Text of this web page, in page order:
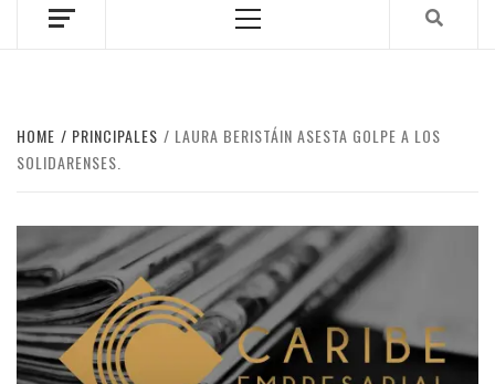
Menu
HOME PRINCIPALES
LAURA BERISTÁIN ASESTA GOLPE A LOS
SOLIDARENSES.